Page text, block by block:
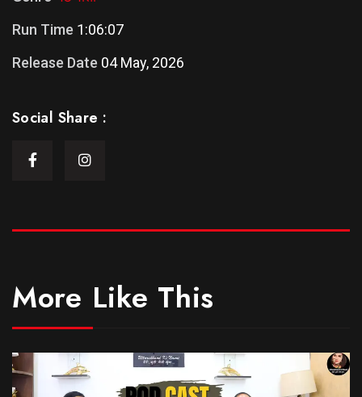
Run Time 1:06:07
Release Date 04 May, 2026
Social Share :
More Like This